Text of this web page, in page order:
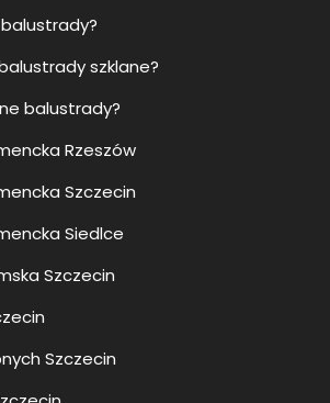
szklane?
balustrady?
Rzeszów
Szczecin
Siedlce
Szczecin
Szczecin